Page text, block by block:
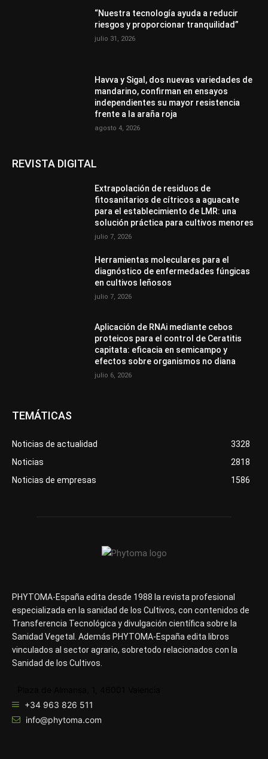
“Nuestra tecnología ayuda a reducir
riesgos y proporcionar tranquilidad”
julio 31, 2026
Havva y Sigal, dos nuevas variedades de
mandarino, confirman en ensayos
independientes su mayor resistencia
frente a la araña roja
agosto 4, 2026
REVISTA DIGITAL
Extrapolación de residuos de
fitosanitarios de cítricos a aguacate
para el establecimiento de LMR: una
solución práctica para cultivos menores
julio 7, 2026
Herramientas moleculares para el
diagnóstico de enfermedades fúngicas
en cultivos leñosos
julio 7, 2026
Aplicación de RNAi mediante cebos
proteicos para el control de Ceratitis
capitata: eficacia en semicampo y
efectos sobre organismos no diana
julio 6, 2026
TEMÁTICAS
Noticias de actualidad
3328
Noticias
2818
Noticias de empresas
1586
PHYTOMA-España edita desde 1988 la revista profesional
especializada en la sanidad de los Cultivos, con contenidos de
Transferencia Tecnológica y divulgación científica sobre la
Sanidad Vegetal. Además PHYTOMA-España edita libros
vinculados al sector agrario, sobretodo relacionados con la
Sanidad de los Cultivos.
+34 963 826 511
info@phytoma.com